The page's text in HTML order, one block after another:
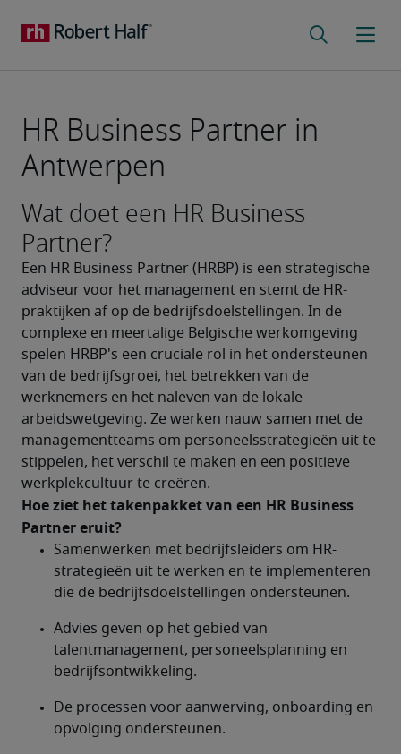
HR Business Partner in
Antwerpen
Wat doet een HR Business
Partner?
Een HR Business Partner (HRBP) is een strategische
adviseur voor het management en stemt de HR-
praktijken af op de bedrijfsdoelstellingen. In de
complexe en meertalige Belgische werkomgeving
spelen HRBP's een cruciale rol in het ondersteunen
van de bedrijfsgroei, het betrekken van de
werknemers en het naleven van de lokale
arbeidswetgeving. Ze werken nauw samen met de
managementteams om personeelsstrategieën uit te
stippelen, het verschil te maken en een positieve
werkplekcultuur te creëren.
Hoe ziet het takenpakket van een HR Business
Samenwerken met bedrijfsleiders om HR-
strategieën uit te werken en te implementeren
die de bedrijfsdoelstellingen ondersteunen.
Advies geven op het gebied van
talentmanagement, personeelsplanning en
bedrijfsontwikkeling.
De processen voor aanwerving, onboarding en
opvolging ondersteunen.